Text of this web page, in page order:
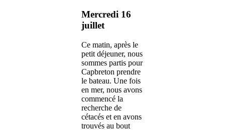
Mercredi 16
juillet
Ce matin, après le
petit déjeuner, nous
sommes partis pour
Capbreton prendre
le bateau. Une fois
en mer, nous avons
commencé la
recherche de
cétacés et en avons
trouvés au bout